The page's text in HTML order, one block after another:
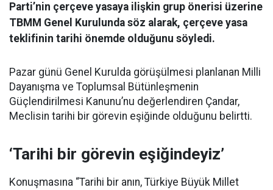
Parti’nin çerçeve yasaya ilişkin grup önerisi üzerine
TBMM Genel Kurulunda söz alarak, çerçeve yasa
teklifinin tarihi önemde olduğunu söyledi.
Pazar günü Genel Kurulda görüşülmesi planlanan Milli
Dayanışma ve Toplumsal Bütünleşmenin
Güçlendirilmesi Kanunu’nu değerlendiren Çandar,
Meclisin tarihi bir görevin eşiğinde olduğunu belirtti.
‘Tarihi bir görevin eşiğindeyiz’
Konuşmasına “Tarihi bir anın, Türkiye Büyük Millet